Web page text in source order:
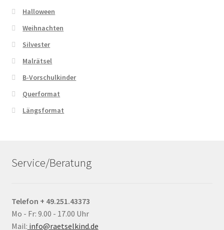
Halloween
Weihnachten
Silvester
Malrätsel
B-Vorschulkinder
Querformat
Längsformat
Service/Beratung
Telefon + 49.251.43373
Mo - Fr: 9.00 - 17.00 Uhr
Mail: info@raetselkind.de